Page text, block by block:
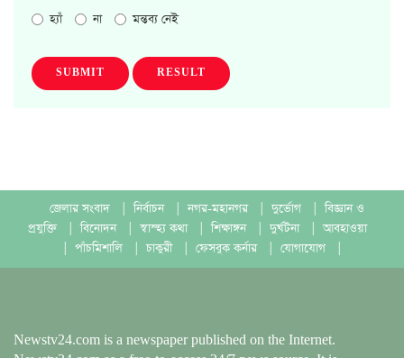
হ্যাঁ না মন্তব্য নেই
SUBMIT RESULT
জেলার সংবাদ নির্বাচন নগর-মহানগর দুর্ভোগ
বিজ্ঞান ও
প্রযুক্তি
বিনোদন স্বাস্হ্য কথা শিক্ষাঙ্গন দুর্ঘটনা
আবহাওয়া
পাঁচমিশালি চাকুরী ফেসবুক কর্নার যোগাযোগ
Newstv24.com is a newspaper published on the Internet.